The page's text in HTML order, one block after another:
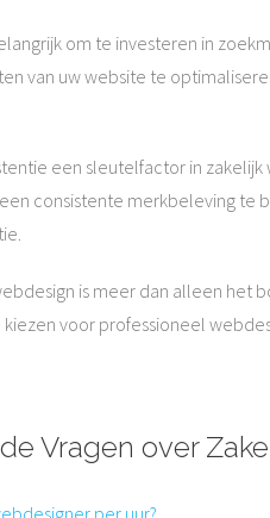
om te investeren in
van uw website te
een sleutelfactor in
consistente merkbeleving te
is meer dan alleen het
kiezen voor professioneel
Vragen over
per uur?